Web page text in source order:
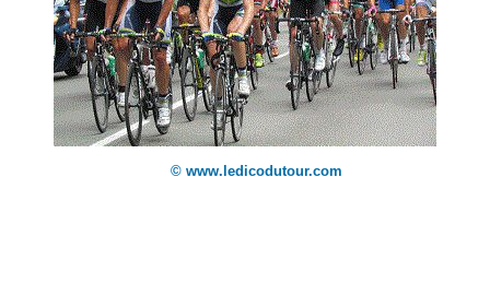
© www.ledicodutour.com